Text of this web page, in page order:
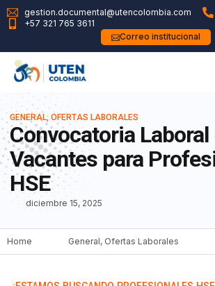
gestion.documental@utencolombia.com
+57 321 765 3611
Correo institucional
GENERAL,OFERTAS LABORALES
Convocatoria
Vacantes para
HSE
diciembre 15, 2025
Home General, Ofertas Laborales